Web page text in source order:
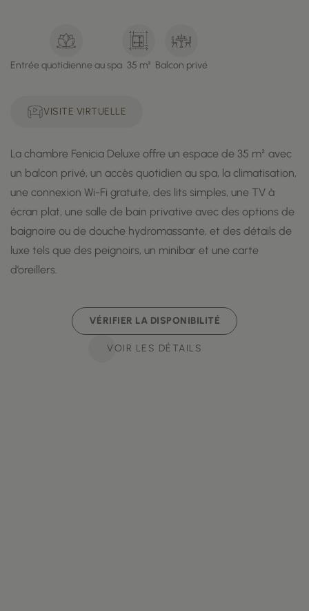
Entrée quotidienne au spa 35 m² Balcon privé
VISITE VIRTUELLE
La chambre Fenicia Deluxe offre un espace de 35 m² avec
un balcon privé, un accès quotidien au spa, la climatisation,
une connexion Wi-Fi gratuite, des lits simples, une TV à
écran plat, une salle de bain privative avec des options de
baignoire ou de douche hydromassante, et des détails de
luxe tels que des peignoirs, un minibar et une carte
d’oreillers.
VÉRIFIER LA DISPONIBILITÉ
VOIR LES DÉTAILS